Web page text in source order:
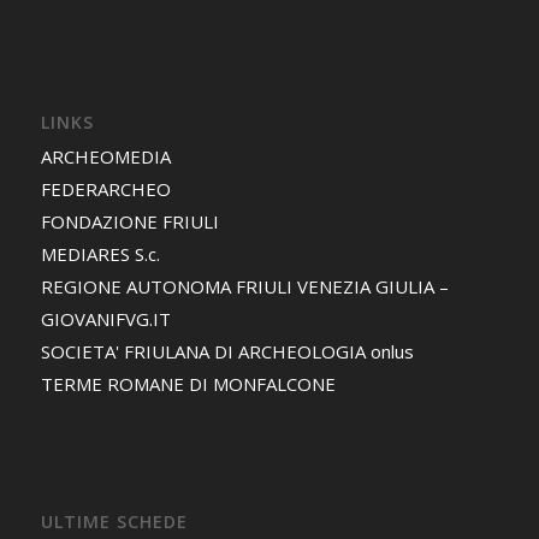
LINKS
ARCHEOMEDIA
FEDERARCHEO
FONDAZIONE FRIULI
MEDIARES S.c.
REGIONE AUTONOMA FRIULI VENEZIA GIULIA –
GIOVANIFVG.IT
SOCIETA' FRIULANA DI ARCHEOLOGIA onlus
TERME ROMANE DI MONFALCONE
ULTIME SCHEDE